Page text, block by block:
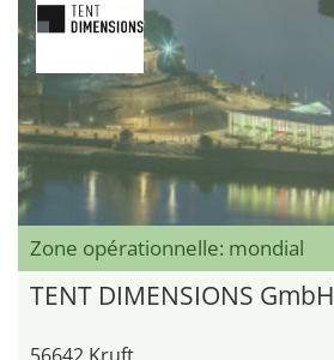
Zone opérationnelle: mondial
TENT DIMENSIONS GmbH